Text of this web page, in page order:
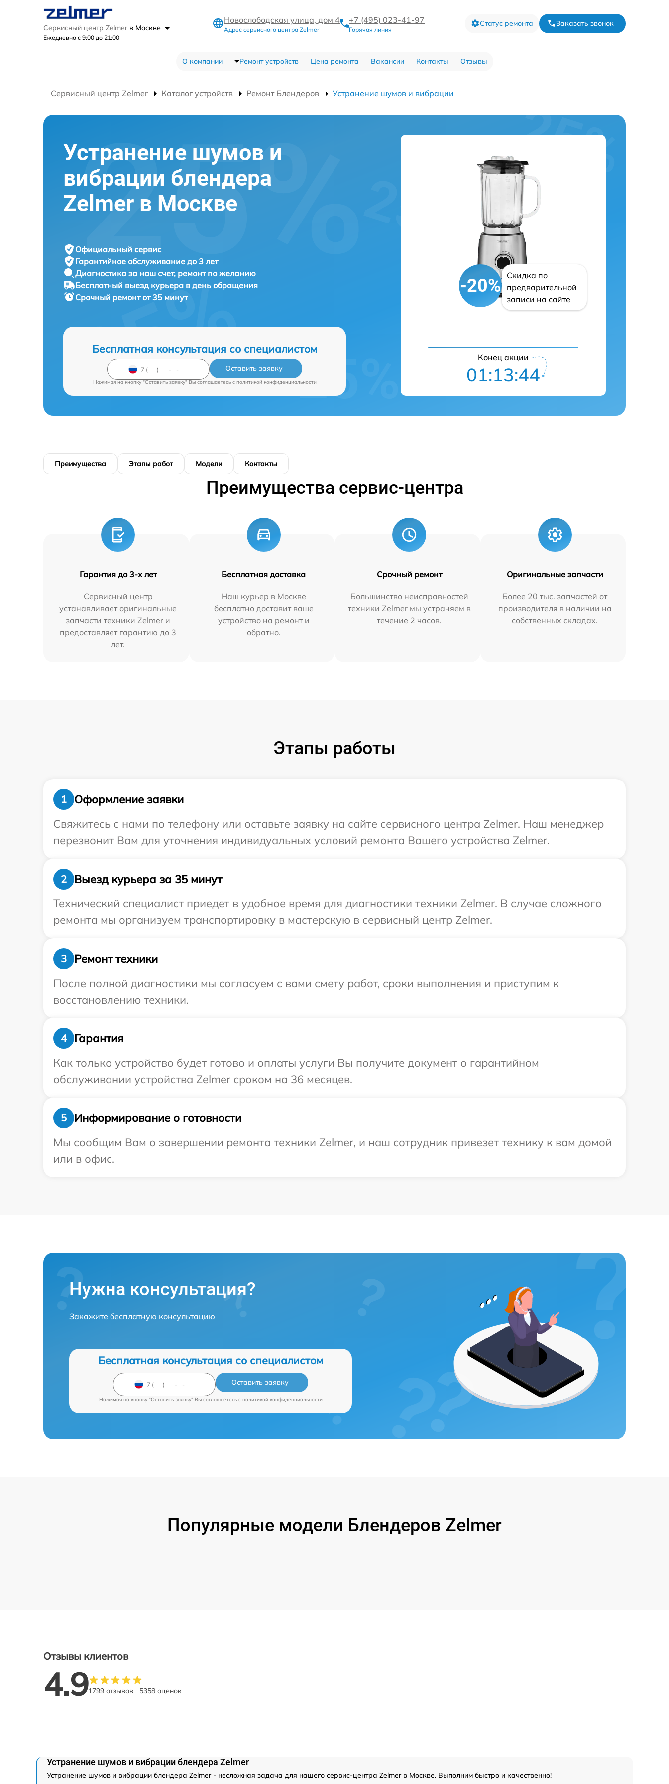
Сервисный центр Zelmer в Москве
Ежедневно с 9:00 до 21:00
Новослободская улица, дом 4
Адрес сервисного центра Zelmer
+7 (495) 023-41-97
Горячая линия
Статус ремонта Заказать звонок
О компании Ремонт устройств Цена ремонта Вакансии Контакты Отзывы
Сервисный центр Zelmer Каталог устройств Ремонт Блендеров Устранение шумов и вибрации
Устранение шумов и
вибрации блендера
Zelmer в Москве
Официальный сервис
Гарантийное обслуживание до 3 лет
Диагностика за наш счет, ремонт по желанию
Бесплатный выезд курьера в день обращения
Срочный ремонтот 35 минут
Бесплатная консультация со специалистом
Оставить заявку
Нажимая на кнопку "Оставить заявку" Вы соглашаетесь c политикой конфиденциальности
-20%
Скидка по
предварительной
записи на сайте
Конец акции
01:13:42
Преимущества Этапы работ Модели Контакты
Преимущества сервис-центра
Гарантия до 3-х лет
Сервисный центр
устанавливает оригинальные
запчасти техники Zelmer и
предоставляет гарантию до 3
лет.
Бесплатная доставка
Наш курьер в Москве
бесплатно доставит ваше
устройство на ремонт и
обратно.
Срочный ремонт
Большинство неисправностей
техники Zelmer мы устраняем в
течение 2 часов.
Оригинальные запчасти
Более 20 тыс. запчастей от
производителя в наличии на
собственных складах.
Этапы работы
1
Оформление заявки
Свяжитесь с нами по телефону или оставьте заявку на сайте сервисного центра Zelmer. Наш менеджер
перезвонит Вам для уточнения индивидуальных условий ремонта Вашего устройства Zelmer.
2
Выезд курьера за 35 минут
Технический специалист приедет в удобное время для диагностики техники Zelmer. В случае сложного
ремонта мы организуем транспортировку в мастерскую в сервисный центр Zelmer.
3
Ремонт техники
После полной диагностики мы согласуем с вами смету работ, сроки выполнения и приступим к
восстановлению техники.
4
Гарантия
Как только устройство будет готово и оплаты услуги Вы получите документ о гарантийном
обслуживании устройства Zelmer сроком на 36 месяцев.
5
Информирование о готовности
Мы сообщим Вам о завершении ремонта техники Zelmer, и наш сотрудник привезет технику к вам домой
или в офис.
Нужна консультация?
Закажите бесплатную консультацию
Бесплатная консультация со специалистом
Оставить заявку
Нажимая на кнопку "Оставить заявку" Вы соглашаетесь c политикой конфиденциальности
Популярные модели Блендеров Zelmer
Отзывы клиентов
4.91799 отзывов 5358 оценок
Устранение шумов и вибрации блендера Zelmer
Устранение шумов и вибрации блендера Zelmer - несложная задача для нашего сервис-центра Zelmer в Москве. Выполним быстро и качественно!